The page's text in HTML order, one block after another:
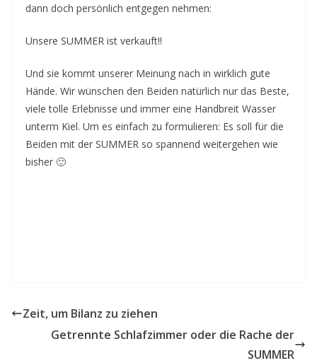
dann doch persönlich entgegen nehmen:
Unsere SUMMER ist verkauft!!
Und sie kommt unserer Meinung nach in wirklich gute
Hände. Wir wünschen den Beiden natürlich nur das Beste,
viele tolle Erlebnisse und immer eine Handbreit Wasser
unterm Kiel. Um es einfach zu formulieren: Es soll für die
Beiden mit der SUMMER so spannend weitergehen wie
bisher 🙂
Zeit, um Bilanz zu ziehen
Getrennte Schlafzimmer oder die Rache der
SUMMER